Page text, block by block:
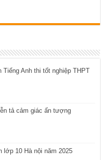
Tiếng Anh thi tốt nghiệp THPT
tả cảm giác ấn tượng
lớp 10 Hà nội năm 2025